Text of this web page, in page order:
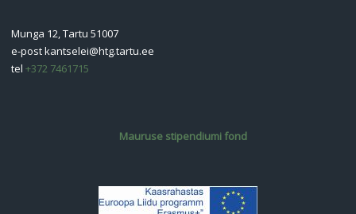
Munga 12, Tartu 51007
e-postkantselei@htg.tartu.ee
tel+372 7461715
Mauruse stipendiumi fond